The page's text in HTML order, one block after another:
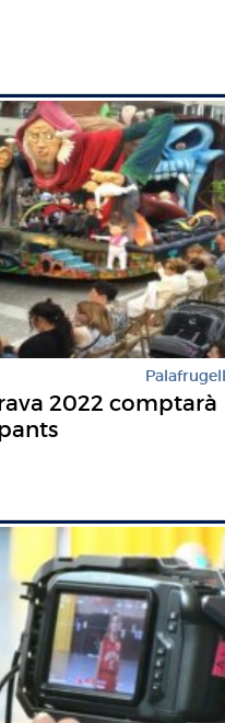
Palafrugell
2022 comptarà